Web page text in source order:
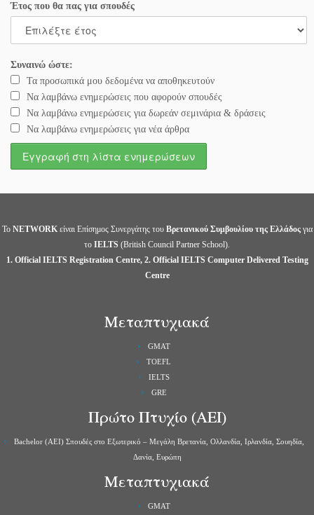
Έτος που θα πας για σπουδές
Συναινώ ώστε:
Τα προσωπικά μου δεδομένα να αποθηκευτούν
Να λαμβάνω ενημερώσεις που αφορούν σπουδές
Να λαμβάνω ενημερώσεις για δωρεάν σεμινάρια & δράσεις
Να λαμβάνω ενημερώσεις για νέα άρθρα
Το NETWORKείναι Επίσημος Συνεργάτης του Βρετανικού Συμβουλίου της Ελλάδοςγια
το IELTS (British Council Partner School).
1. Official IELTS Registration Centre, 2. Official IELTS Computer Delivered Testing
Centre
Μεταπτυχιακά
GMAT
TOEFL
IELTS
GRE
Πρώτο Πτυχίο (ΑΕΙ)
Bachelor (ΑΕΙ) Σπουδές στο Εξωτερικό – Μεγάλη Βρετανία, Ολλανδία, Ιρλανδία, Σουηδία,
Δανία, Ευρώπη
Μεταπτυχιακά
GMAT